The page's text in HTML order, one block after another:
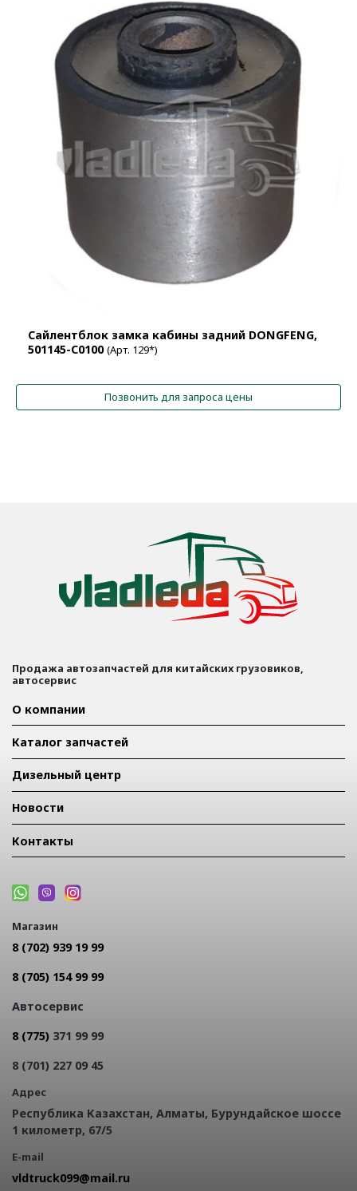
Сайлентблок замка кабины задний DONGFENG,
501145-С0100(Арт. 129*)
Позвонить для запроса цены
Продажа автозапчастей для китайских грузовиков,
автосервис
О компании
Каталог запчастей
Дизельный центр
Новости
Контакты
Магазин
8 (702) 939 19 99
8 (705) 154 99 99
Автосервис
8 (775) 371 99 99
8 (701) 227 09 45
Адрес
Республика Казахстан, Алматы, Бурундайское шоссе
1 километр, 67/5
E-mail